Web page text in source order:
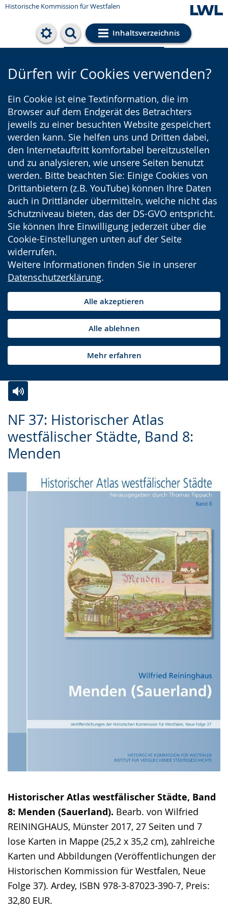
Historische Kommission für Westfalen
Inhaltsverzeichnis
Cookie-Einstellungen
Dürfen wir Cookies verwenden?
Ein Cookie ist eine Textinformation, die im
Browser auf dem Endgerät des Betrachters
jeweils zu einer besuchten Website gespeichert
werden kann. Sie helfen uns und Dritten dabei,
den Internetauftritt komfortabel bereitzustellen
und zu analysieren, wie unsere Seiten benutzt
werden. Bitte beachten Sie: Einige Cookies von
Drittanbietern (z.B. YouTube) können Ihre Daten
auch in Drittländer übermitteln, welche nicht das
Schutzniveau bieten, das der DS-GVO entspricht.
Sie können Ihre Einwilligung jederzeit über die
Cookie-Einstellungen unten auf der Seite
widerrufen.
Weitere Informationen finden Sie in unserer
Datenschutzerklärung.
Alle akzeptieren
Alle ablehnen
Mehr erfahren
NF 37: Historischer Atlas
westfälischer Städte, Band 8:
Menden
Historischer Atlas westfälischer Städte, Band
8: Menden (Sauerland). Bearb. von Wilfried
REININGHAUS, Münster 2017, 27 Seiten und 7
lose Karten in Mappe (25,2 x 35,2 cm), zahlreiche
Karten und Abbildungen (Veröffentlichungen der
Historischen Kommission für Westfalen, Neue
Folge 37). Ardey, ISBN 978-3-87023-390-7, Preis:
32,80 EUR.
Leichten
Sprache
wechseln.
Audio-
Unterstützung.
Video
in
Deutscher